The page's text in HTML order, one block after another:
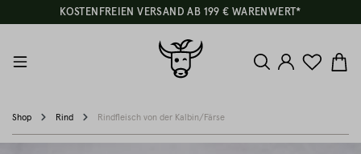
KOSTENFREIEN VERSAND AB 199 € WARENWERT*
Shop Rind Rindfleisch von der Kalbin/Färse